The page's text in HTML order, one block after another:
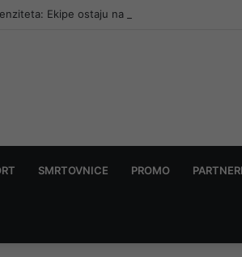
Ekipe ostaju na terenu
SMRTOVNICE PROMO PARTNERI